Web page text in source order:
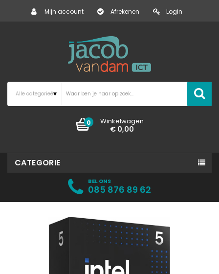
Mijn account Afrekenen Login
Winkelwagen
0
€ 0,00
CATEGORIE
BEL ONS
085 876 89 62